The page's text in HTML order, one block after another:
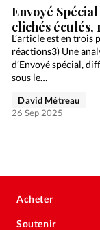
Envoyé
clichés
L’article est en trois
réactions3) Une
d’Envoyé spécial,
sous le…
David Métreau
26 Sep 2025
Acheter
Soutenir